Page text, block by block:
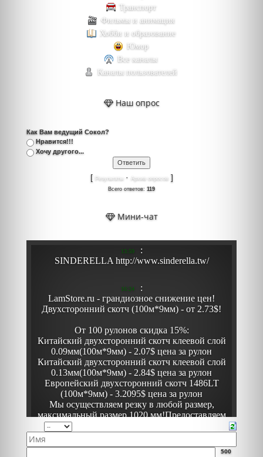
Транспорт
Фильмы и анимация
Хобби и образование
Юмор
Все каналы
Каналы пользователей
Наш опрос
Как Вам ведущий Сокол?
Нравится!!!
Хочу другого...
[ Результаты · Архив опросов]
Всего ответов: 119
Мини-чат
500